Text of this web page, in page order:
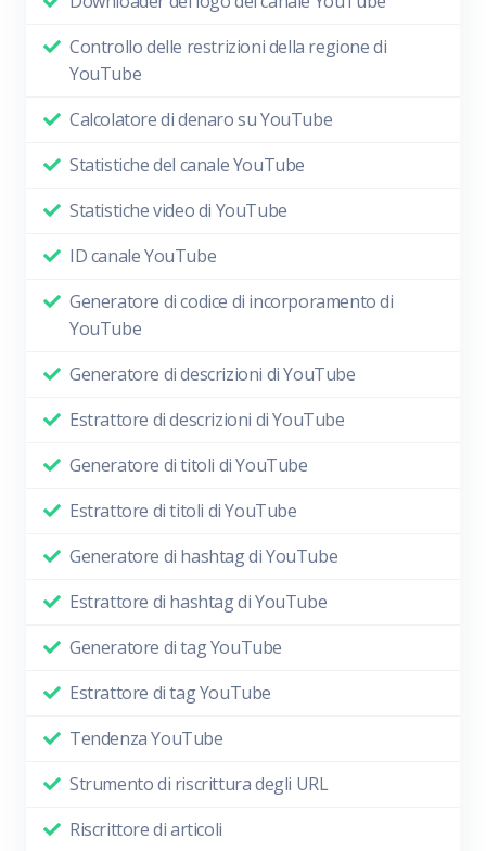
Controllo delle restrizioni della regione di
YouTube
Calcolatore di denaro su YouTube
Statistiche del canale YouTube
Statistiche video di YouTube
ID canale YouTube
Generatore di codice di incorporamento di
YouTube
Generatore di descrizioni di YouTube
Estrattore di descrizioni di YouTube
Generatore di titoli di YouTube
Estrattore di titoli di YouTube
Generatore di hashtag di YouTube
Estrattore di hashtag di YouTube
Generatore di tag YouTube
Estrattore di tag YouTube
Tendenza YouTube
Strumento di riscrittura degli URL
Riscrittore di articoli